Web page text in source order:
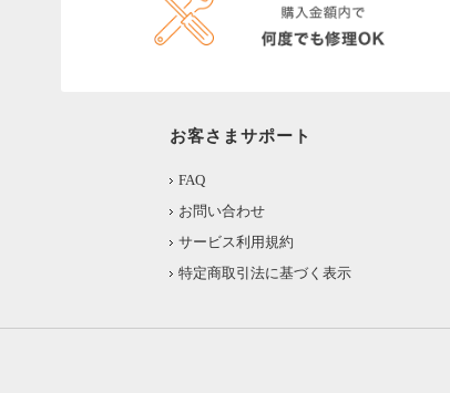
お客さまサポート
FAQ
お問い合わせ
サービス利用規約
特定商取引法に基づく表示